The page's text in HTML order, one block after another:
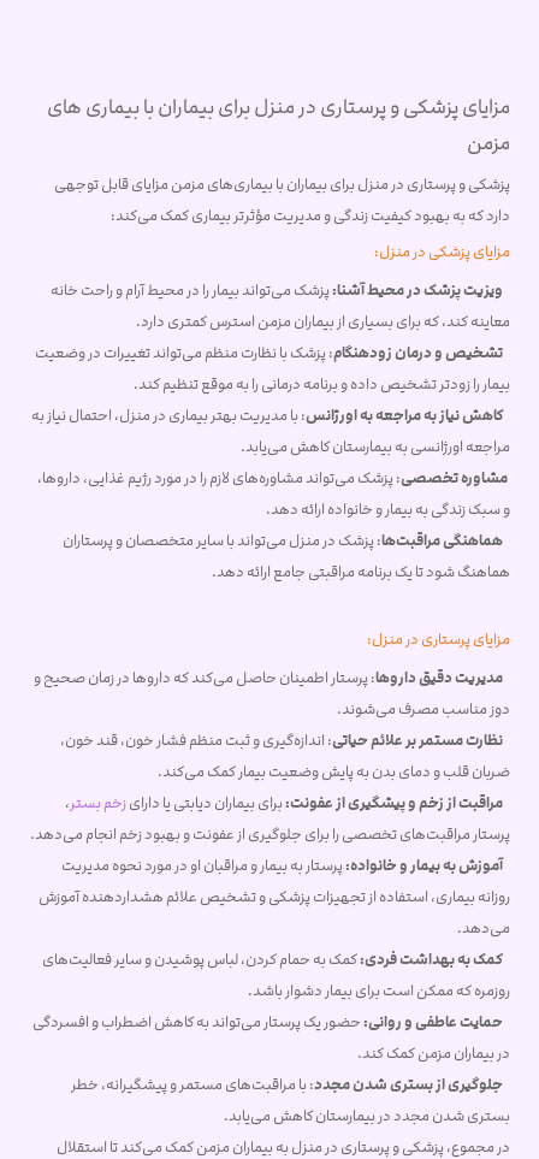
مزایای پزشکی و پرستاری در منزل برای بیماران با بیماری های
مزمن
پزشکی و پرستاری در منزل برای بیماران با بیماری‌های مزمن مزایای قابل توجهی
دارد که به بهبود کیفیت زندگی و مدیریت مؤثرتر بیماری کمک می‌کند:
مزایای پزشکی در منزل:
ویزیت پزشک در محیط آشنا:پزشک می‌تواند بیمار را در محیط آرام و راحت خانه
معاینه کند، که برای بسیاری از بیماران مزمن استرس کمتری دارد.
تشخیص و درمان زودهنگام: پزشک با نظارت منظم می‌تواند تغییرات در وضعیت
بیمار را زودتر تشخیص داده و برنامه درمانی را به موقع تنظیم کند.
کاهش نیاز به مراجعه به اورژانس: با مدیریت بهتر بیماری در منزل، احتمال نیاز به
مراجعه اورژانسی به بیمارستان کاهش می‌یابد.
مشاوره تخصصی: پزشک می‌تواند مشاوره‌های لازم را در مورد رژیم غذایی، داروها،
و سبک زندگی به بیمار و خانواده ارائه دهد.
هماهنگی مراقبت‌ها: پزشک در منزل می‌تواند با سایر متخصصان و پرستاران
هماهنگ شود تا یک برنامه مراقبتی جامع ارائه دهد.
مزایای پرستاری در منزل:
مدیریت دقیق داروها: پرستار اطمینان حاصل می‌کند که داروها در زمان صحیح و
دوز مناسب مصرف می‌شوند.
نظارت مستمر بر علائم حیاتی: اندازه‌گیری و ثبت منظم فشار خون، قند خون،
ضربان قلب و دمای بدن به پایش وضعیت بیمار کمک می‌کند.
مراقبت از زخم و پیشگیری از عفونت:برای بیماران دیابتی یا دارایزخم بستر،
پرستار مراقبت‌های تخصصی را برای جلوگیری از عفونت و بهبود زخم انجام می‌دهد.
آموزش به بیمار و خانواده:پرستار به بیمار و مراقبان او در مورد نحوه مدیریت
روزانه بیماری، استفاده از تجهیزات پزشکی و تشخیص علائم هشداردهنده آموزش
می‌دهد.
کمک به بهداشت فردی:کمک به حمام کردن، لباس پوشیدن و سایر فعالیت‌های
روزمره که ممکن است برای بیمار دشوار باشد.
حمایت عاطفی و روانی:حضور یک پرستار می‌تواند به کاهش اضطراب و افسردگی
در بیماران مزمن کمک کند.
جلوگیری از بستری شدن مجدد: با مراقبت‌های مستمر و پیشگیرانه، خطر
بستری شدن مجدد در بیمارستان کاهش می‌یابد.
در مجموع، پزشکی و پرستاری در منزل به بیماران مزمن کمک می‌کند تا استقلال